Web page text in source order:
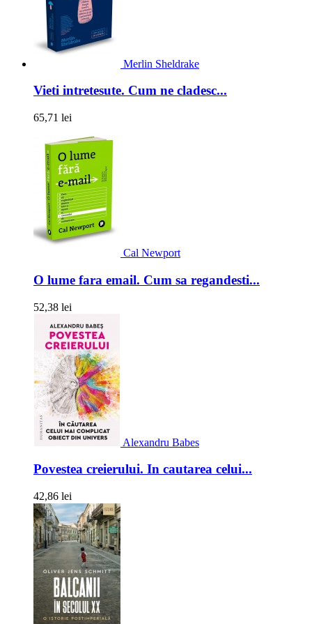
Merlin Sheldrake
Vieti intretesute. Cum ne cladesc...
65,71 lei
Cal Newport
O lume fara email. Cum sa regandesti...
52,38 lei
Alexandru Babes
Povestea creierului. In cautarea celui...
42,86 lei